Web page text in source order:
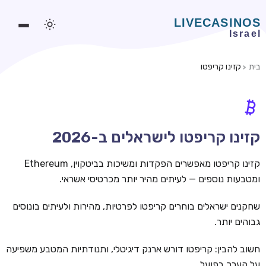
משחקים חינמיים
סלוטים אונליין
מונדיאל 2026 הימורים
בקרה אונליין
וידאו פוקר
בית קזינו קריפטו
קזינו קריפטו לישראלים ב-2026
קזינו קריפטו מאפשרים הפקדות ומשיכות בביטקוין, Ethereum
ומטבעות נוספים — לעיתים מהיר יותר מכרטיסי אשראי.
שחקנים ישראלים בוחרים קריפטו לפרטיות, מהירות ולעיתים בונוסים
גבוהים יותר.
חשוב להבין: קריפטו דורש ארנק דיגיטלי, ותנודתיות המטבע משפיעה